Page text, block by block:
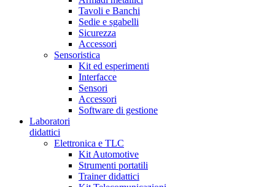
Tavoli e Banchi
Sedie e sgabelli
Sicurezza
Accessori
Sensoristica
Kit ed esperimenti
Interfacce
Sensori
Accessori
Software di gestione
Laboratori
didattici
Elettronica e TLC
Kit Automotive
Strumenti portatili
Trainer didattici